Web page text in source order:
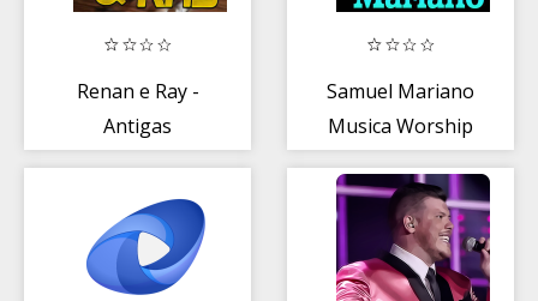
Renan e Ray -
Antigas
Músicas Só
Sucessos
Samuel Mariano
Musica Worship